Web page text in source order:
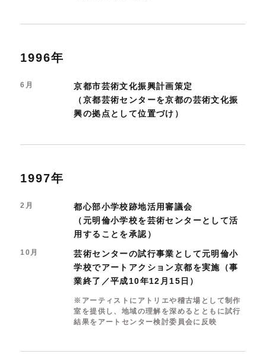
1996年
6月
京都市芸術文化振興計画策定
（京都芸術センターを京都の芸術文化振
興の拠点として位置づけ）
1997年
2月
都心部小学校跡地活用審議会
（元明倫小学校を芸術センターとして活
用することを承認）
10月
芸術センターの試行事業として元明倫小
学校でアートアクション京都を実施（事
業終了／平成10年12月15日）
※アーティストにアトリエや稽古場として制作
室を提供し、地域の理解を深めるとともに試行
結果をアートセンター検討委員会に反映